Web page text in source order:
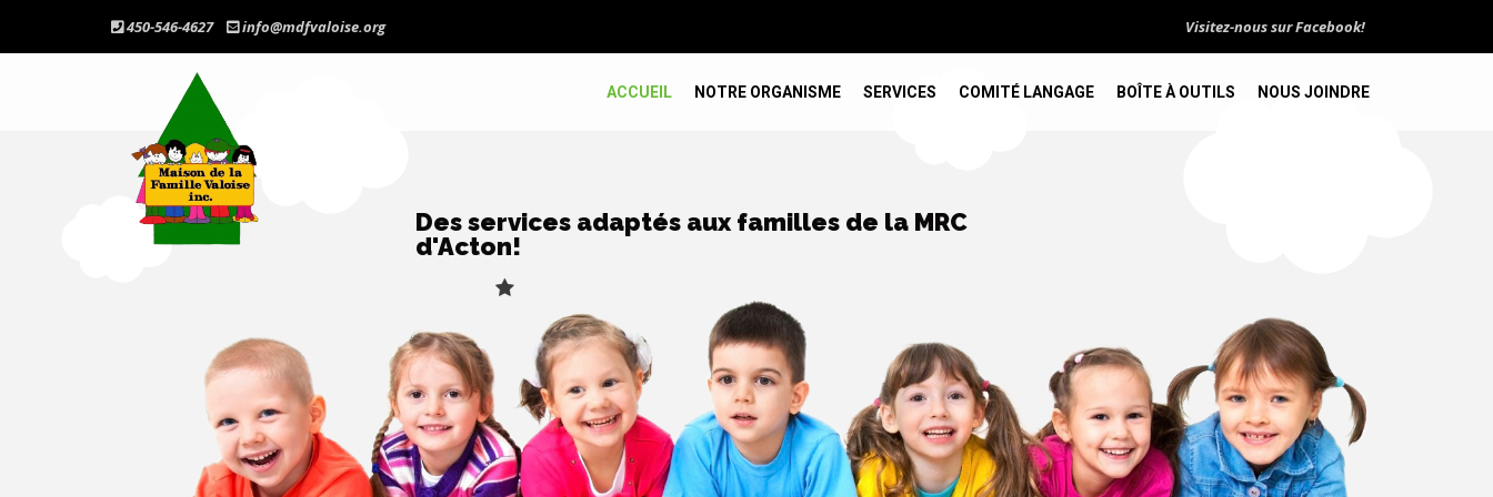
450-546-4627 info@mdfvaloise.org Visitez-nous sur Facebook!
Maison
la
Famille
ACCUEIL NOTRE ORGANISME SERVICES COMITÉ LANGAGE BOÎTE À OUTILS NOUS JOINDRE
Des services adaptés aux familles de la MRC
d'Acton!